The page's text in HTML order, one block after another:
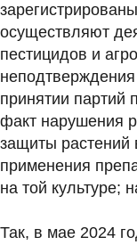
осуществляют
пестицидов и
принятии партий
факт нарушения
защиты растений
применения
на той культуре;
Так, в мае 2024